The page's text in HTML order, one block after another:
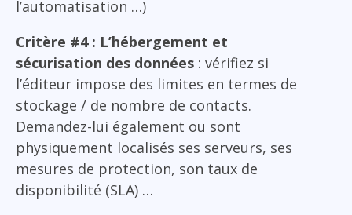
l’automatisation …)
Critère #4 : L’hébergement et
sécurisation des données : vérifiez si
l’éditeur impose des limites en termes de
stockage / de nombre de contacts.
Demandez-lui également ou sont
physiquement localisés ses serveurs, ses
mesures de protection, son taux de
disponibilité (SLA) …